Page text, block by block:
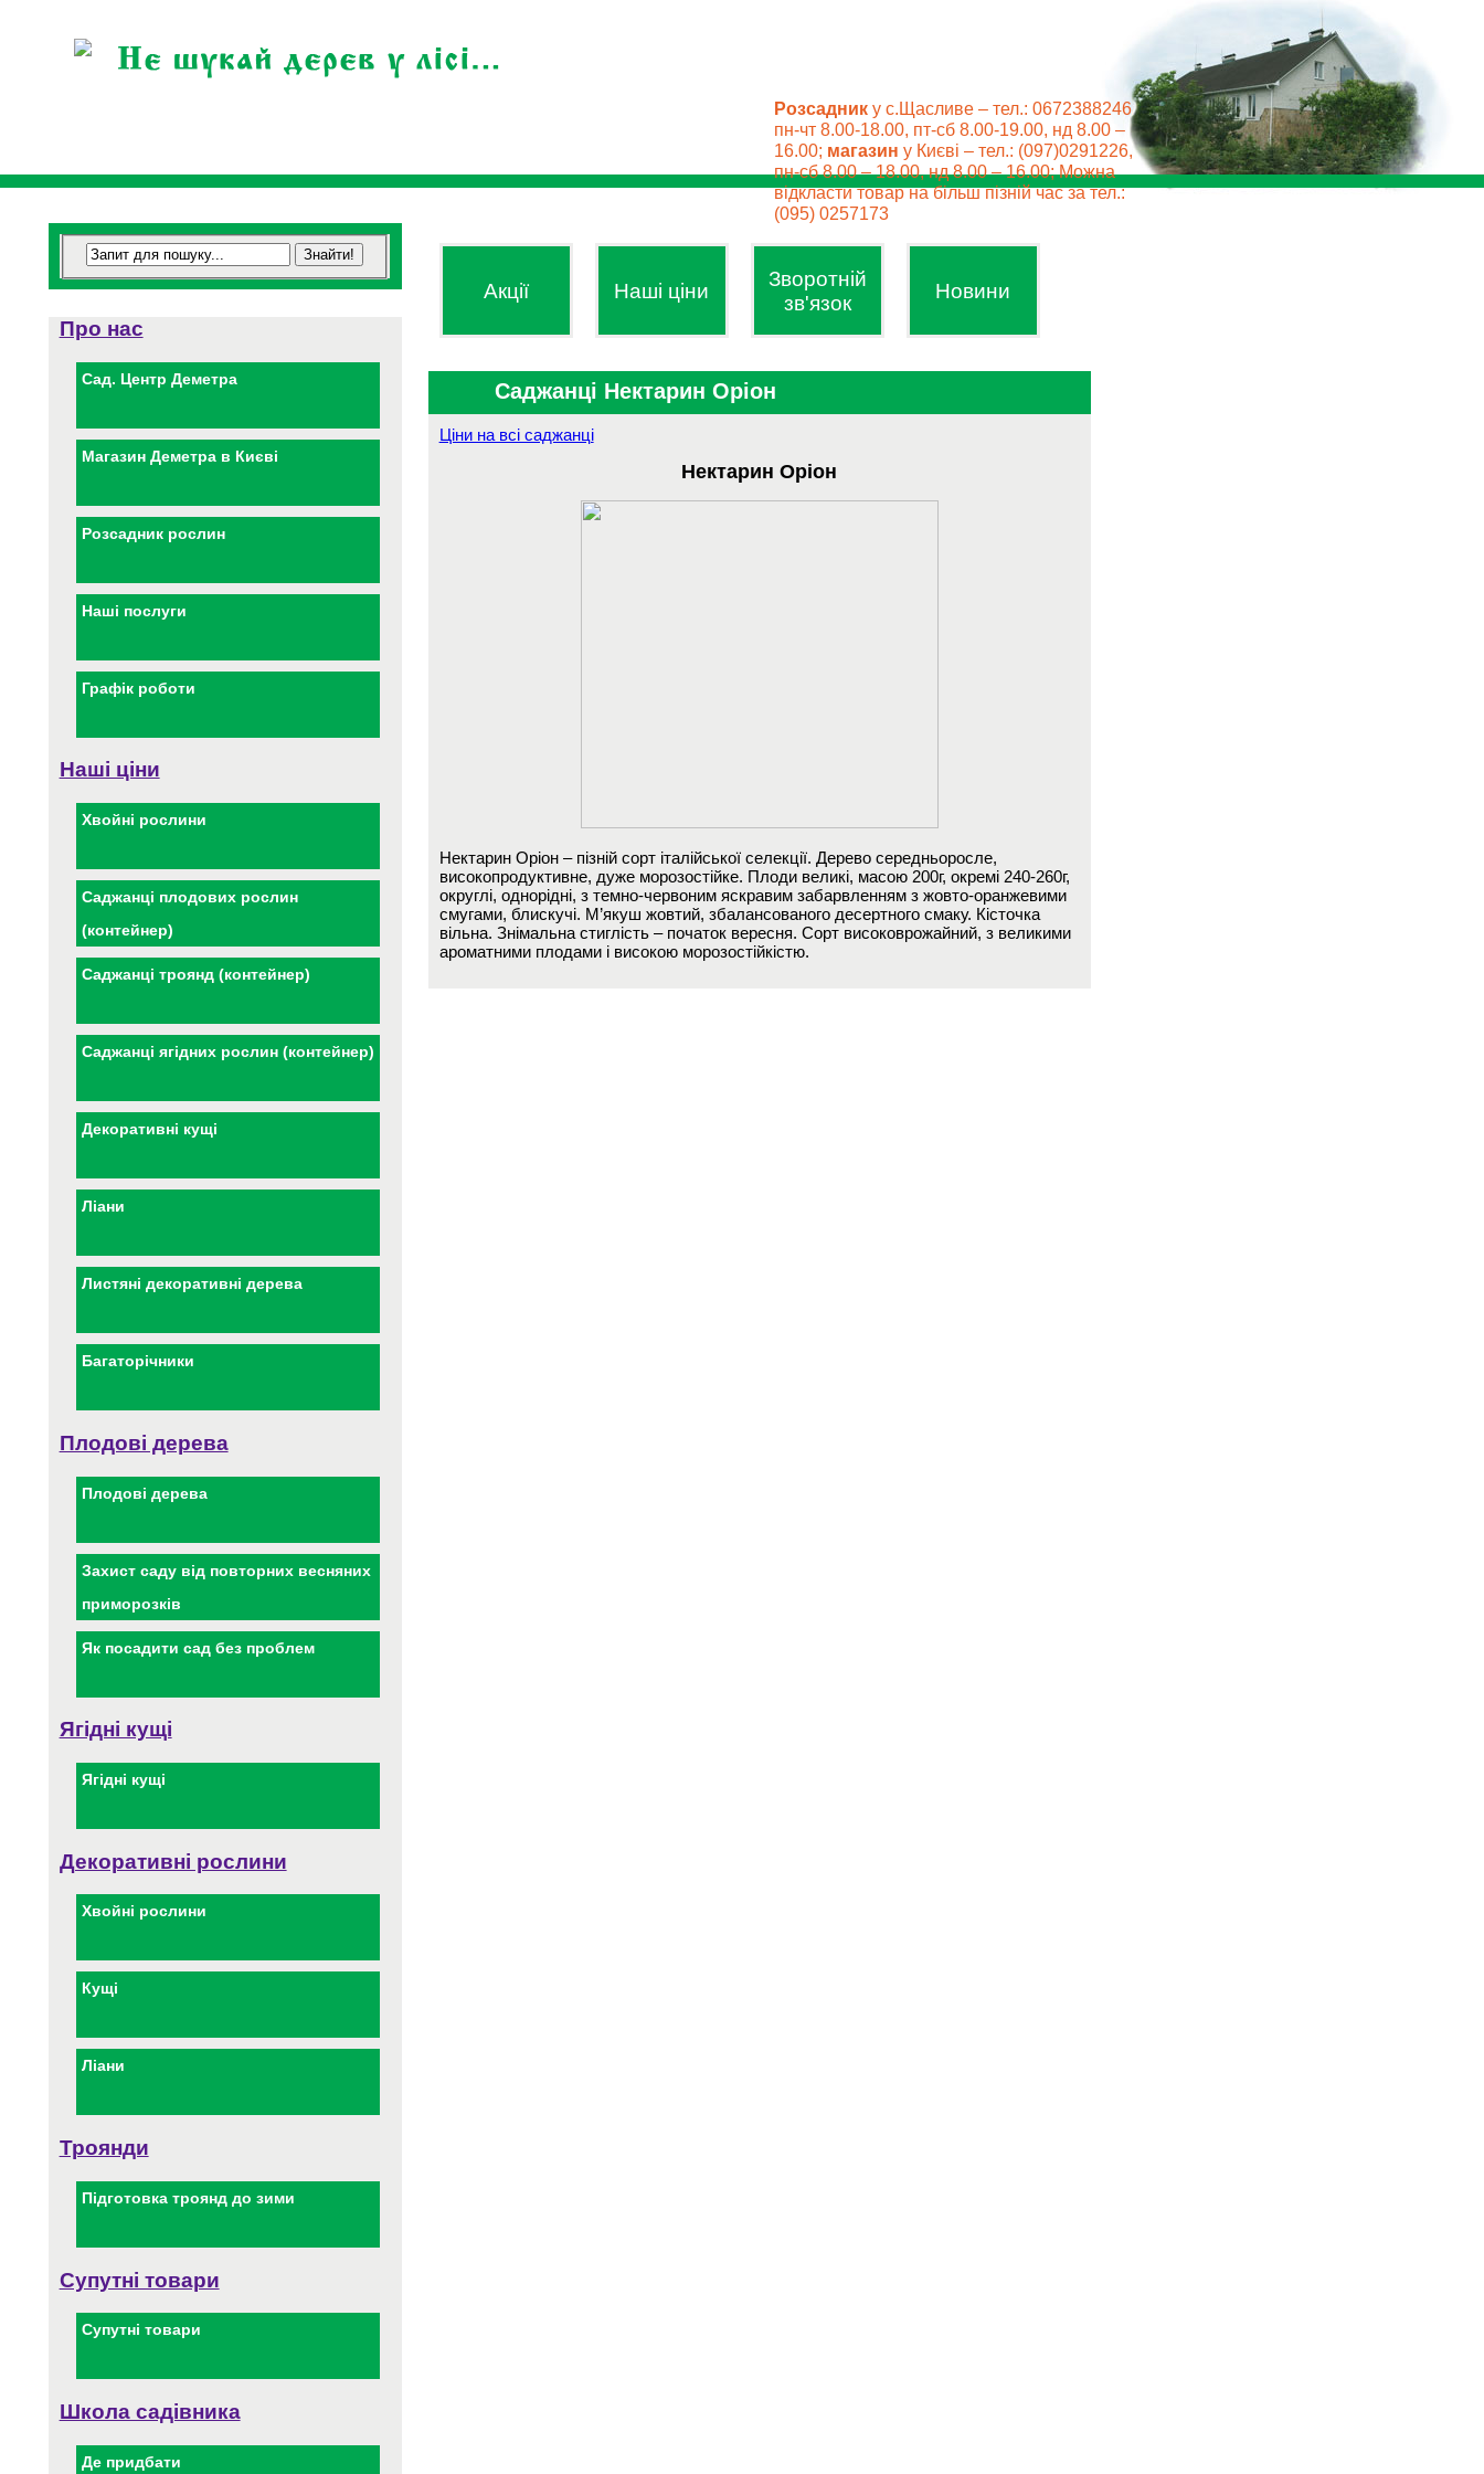
Розсадник у с.Щасливе – тел.: 0672388246
пн-чт 8.00-18.00, пт-сб 8.00-19.00, нд 8.00 –
16.00; магазин у Києві – тел.: (097)0291226,
пн-сб 8.00 – 18.00, нд 8.00 – 16.00; Можна
відкласти товар на більш пізній час за тел.:
(095) 0257173
Про нас
Сад. Центр Деметра
Магазин Деметра в Києві
Розсадник рослин
Наші послуги
Графік роботи
Наші ціни
Хвойні рослини
Саджанці плодових рослин
(контейнер)
Саджанці троянд (контейнер)
Саджанці ягідних рослин (контейнер)
Декоративні кущі
Ліани
Листяні декоративні дерева
Багаторічники
Плодові дерева
Плодові дерева
Захист саду від повторних весняних
приморозків
Як посадити сад без проблем
Ягідні кущі
Ягідні кущі
Декоративні рослини
Хвойні рослини
Кущі
Ліани
Троянди
Підготовка троянд до зими
Супутні товари
Супутні товари
Школа садівника
Де придбати
Акції Наші ціни
Зворотній
зв'язок
Новини
Саджанці Нектарин Оріон
Ціни на всі саджанці
Нектарин Оріон
Нектарин Оріон – пізній сорт італійської селекції. Дерево середньоросле,
високопродуктивне, дуже морозостійке. Плоди великі, масою 200г, окремі 240-260г,
округлі, однорідні, з темно-червоним яскравим забарвленням з жовто-оранжевими
смугами, блискучі. М’якуш жовтий, збалансованого десертного смаку. Кісточка
вільна. Знімальна стиглість – початок вересня. Сорт високоврожайний, з великими
ароматними плодами і високою морозостійкістю.